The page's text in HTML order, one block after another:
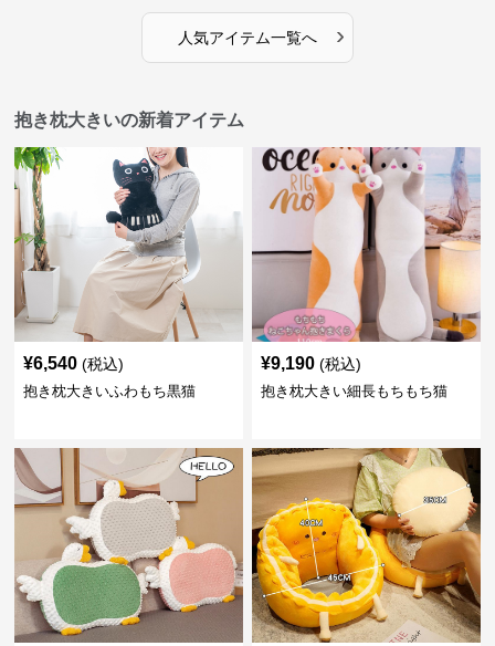
人気アイテム一覧へ ›
抱き枕大きいの新着アイテム
¥6,540 (税込)
抱き枕大きいふわもち黒猫
¥9,190 (税込)
抱き枕大きい細長もちもち猫